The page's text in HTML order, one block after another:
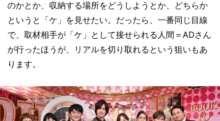
のかとか、収納する場所をどうしようとか、どちらか
というと「ケ」を見せたい。だったら、一番同じ目線
で、取材相手が「ケ」として接せられる人間＝ADさん
が行ったほうが、リアルを切り取れるという狙いもあ
ります。